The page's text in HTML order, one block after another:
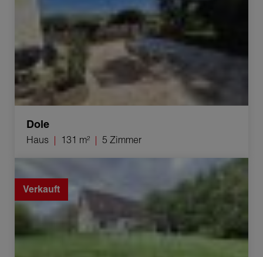
Dole
Haus 131 m² 5 Zimmer
Verkauft